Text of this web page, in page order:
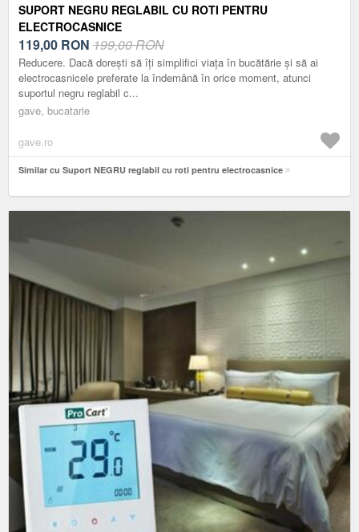
SUPORT NEGRU REGLABIL CU ROTI PENTRU
ELECTROCASNICE
119,00 RON 199,00 RON
Reducere. Dacă dorești să îți simplifici viața în bucătărie și să ai
electrocasnicele preferate la îndemână în orice moment, atunci
suportul negru reglabil c...
gave, bucatarie
gave.ro
Similar cu Suport NEGRU reglabil cu roti pentru electrocasnice